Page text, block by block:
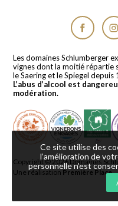
Les domaines Schlumberger
vignes dont la moitié répartie
le Saering et le Spiegel depuis
L’abus d’alcool est
modération.
Copyright © 2026 Domaines
Une réalisation Première Place
Ce site utilise des
l’amélioration de
personnelle n’est